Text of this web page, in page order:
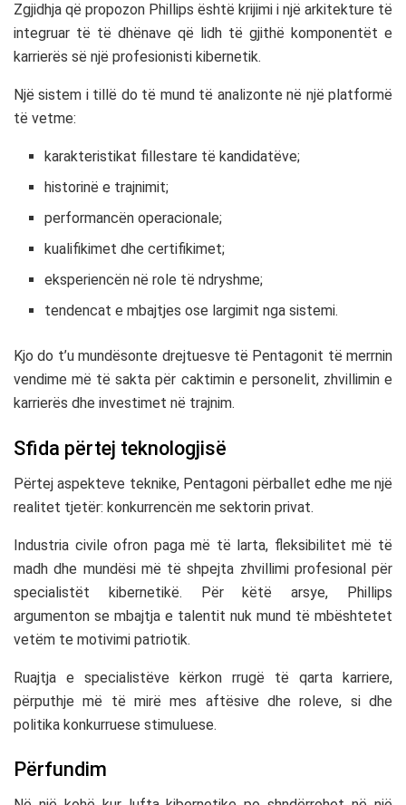
Zgjidhja që propozon Phillips është krijimi i një arkitekture të
integruar të të dhënave që lidh të gjithë komponentët e
karrierës së një profesionisti kibernetik.
Një sistem i tillë do të mund të analizonte në një platformë
të vetme:
karakteristikat fillestare të kandidatëve;
historinë e trajnimit;
performancën operacionale;
kualifikimet dhe certifikimet;
eksperiencën në role të ndryshme;
tendencat e mbajtjes ose largimit nga sistemi.
Kjo do t’u mundësonte drejtuesve të Pentagonit të merrnin
vendime më të sakta për caktimin e personelit, zhvillimin e
karrierës dhe investimet në trajnim.
Sfida përtej teknologjisë
Përtej aspekteve teknike, Pentagoni përballet edhe me një
realitet tjetër: konkurrencën me sektorin privat.
Industria civile ofron paga më të larta, fleksibilitet më të
madh dhe mundësi më të shpejta zhvillimi profesional për
specialistët kibernetikë. Për këtë arsye, Phillips
argumenton se mbajtja e talentit nuk mund të mbështetet
vetëm te motivimi patriotik.
Ruajtja e specialistëve kërkon rrugë të qarta karriere,
përputhje më të mirë mes aftësive dhe roleve, si dhe
politika konkurruese stimuluese.
Përfundim